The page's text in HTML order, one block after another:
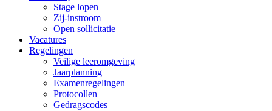
Stage lopen
Zij-instroom
Open sollicitatie
Vacatures
Regelingen
Veilige leeromgeving
Jaarplanning
Examenregelingen
Protocollen
Gedragscodes